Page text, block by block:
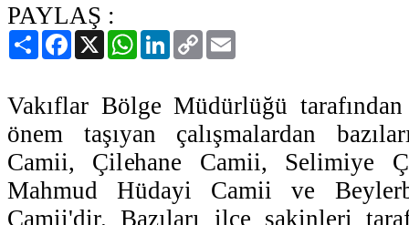
PAYLAŞ :
PaylaşFacebook
X WhatsAppLinkedIn
Copy
Link
Vakıflar Bölge Müdürlüğü
önem taşıyan çalışmalardan
Camii, Çilehane Camii, Selimiye
Mahmud Hüdayi Camii ve
Camii'dir. Bazıları ilçe sakinleri